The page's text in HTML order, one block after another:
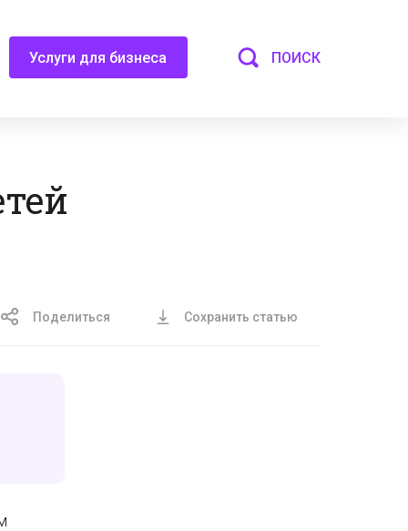
Услуги для бизнеса ПОИСК
Поделиться Сохранить статью